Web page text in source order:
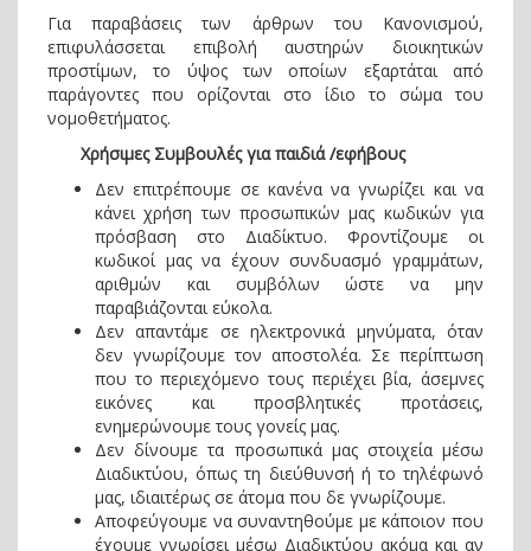
Για παραβάσεις των άρθρων του Κανονισμού,
επιφυλάσσεται επιβολή αυστηρών διοικητικών
προστίμων, το ύψος των οποίων εξαρτάται από
παράγοντες που ορίζονται στο ίδιο το σώμα του
νομοθετήματος.
Χρήσιμες Συμβουλές για παιδιά /εφήβους
Δεν επιτρέπουμε σε κανένα να γνωρίζει και να
κάνει χρήση των προσωπικών μας κωδικών για
πρόσβαση στο Διαδίκτυο. Φροντίζουμε οι
κωδικοί μας να έχουν συνδυασμό γραμμάτων,
αριθμών και συμβόλων ώστε να μην
παραβιάζονται εύκολα.
Δεν απαντάμε σε ηλεκτρονικά μηνύματα, όταν
δεν γνωρίζουμε τον αποστολέα. Σε περίπτωση
που το περιεχόμενο τους περιέχει βία, άσεμνες
εικόνες και προσβλητικές προτάσεις,
ενημερώνουμε τους γονείς μας.
Δεν δίνουμε τα προσωπικά μας στοιχεία μέσω
Διαδικτύου, όπως τη διεύθυνσή ή το τηλέφωνό
μας, ιδιαιτέρως σε άτομα που δε γνωρίζουμε.
Αποφεύγουμε να συναντηθούμε με κάποιον που
έχουμε γνωρίσει μέσω Διαδικτύου ακόμα και αν